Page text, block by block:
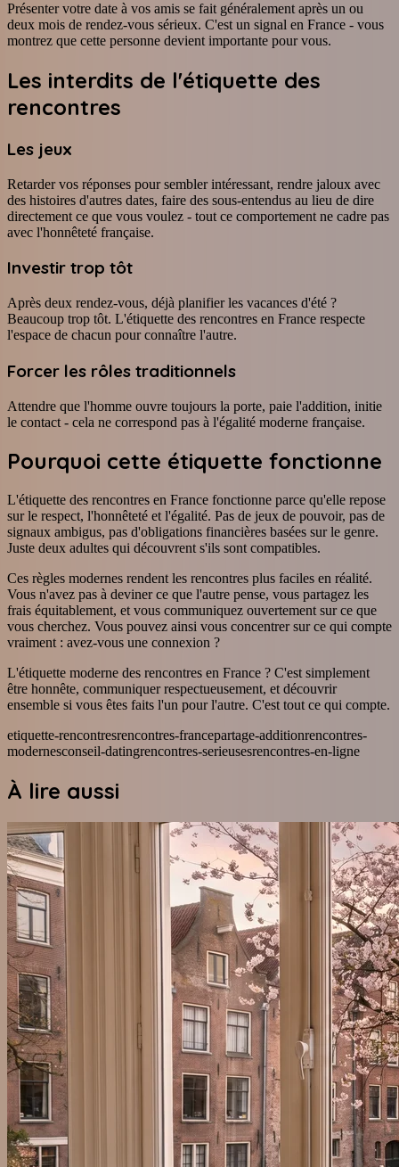
Présenter votre date à vos amis se fait généralement après un ou
deux mois de rendez-vous sérieux. C'est un signal en France - vous
montrez que cette personne devient importante pour vous.
Les interdits de l'étiquette des
rencontres
Les jeux
Retarder vos réponses pour sembler intéressant, rendre jaloux avec
des histoires d'autres dates, faire des sous-entendus au lieu de dire
directement ce que vous voulez - tout ce comportement ne cadre pas
avec l'honnêteté française.
Investir trop tôt
Après deux rendez-vous, déjà planifier les vacances d'été ?
Beaucoup trop tôt. L'étiquette des rencontres en France respecte
l'espace de chacun pour connaître l'autre.
Forcer les rôles traditionnels
Attendre que l'homme ouvre toujours la porte, paie l'addition, initie
le contact - cela ne correspond pas à l'égalité moderne française.
Pourquoi cette étiquette fonctionne
L'étiquette des rencontres en France fonctionne parce qu'elle repose
sur le respect, l'honnêteté et l'égalité. Pas de jeux de pouvoir, pas de
signaux ambigus, pas d'obligations financières basées sur le genre.
Juste deux adultes qui découvrent s'ils sont compatibles.
Ces règles modernes rendent les rencontres plus faciles en réalité.
Vous n'avez pas à deviner ce que l'autre pense, vous partagez les
frais équitablement, et vous communiquez ouvertement sur ce que
vous cherchez. Vous pouvez ainsi vous concentrer sur ce qui compte
vraiment : avez-vous une connexion ?
L'étiquette moderne des rencontres en France ? C'est simplement
être honnête, communiquer respectueusement, et découvrir
ensemble si vous êtes faits l'un pour l'autre. C'est tout ce qui compte.
etiquette-rencontresrencontres-francepartage-additionrencontres-
modernesconseil-datingrencontres-serieusesrencontres-en-ligne
À lire aussi